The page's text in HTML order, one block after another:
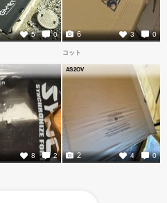
5 0 3 0
6
8 2
コット
AS2OV
4 0
2